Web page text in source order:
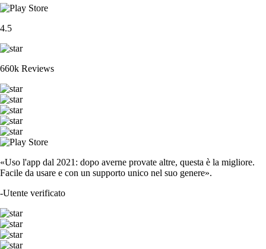
4.5
660k Reviews
«Uso l'app dal 2021: dopo averne provate altre, questa è la migliore.
Facile da usare e con un supporto unico nel suo genere».
-Utente verificato